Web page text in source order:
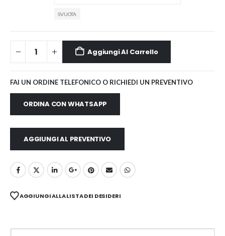
SVUOTA
Aggiungi Al Carrello
FAI UN ORDINE TELEFONICO O RICHIEDI UN PREVENTIVO
ORDINA CON WHATSAPP
AGGIUNGI AL PREVENTIVO
AGGIUNGI ALLA LISTA DEI DESIDERI